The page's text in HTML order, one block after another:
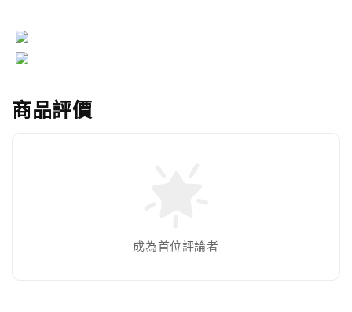
商品評價
成為首位評論者